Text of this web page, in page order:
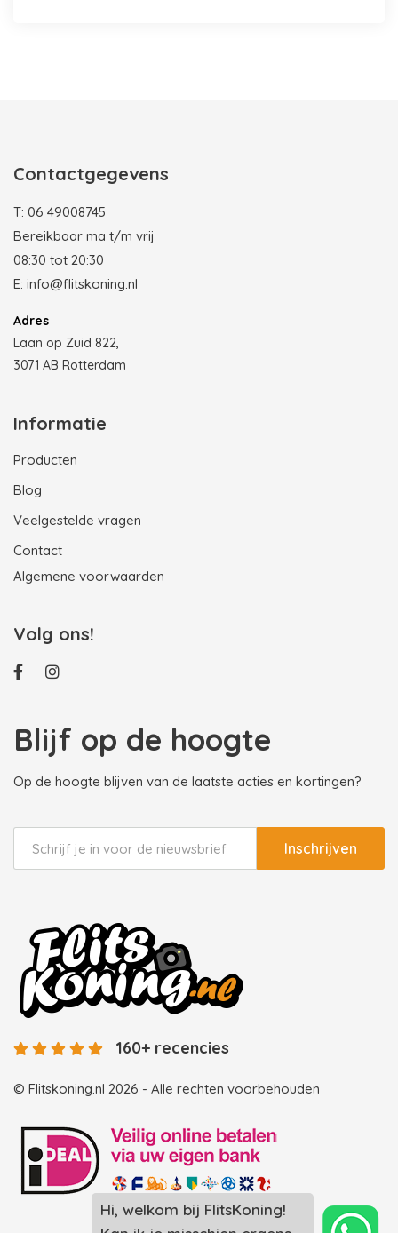
Hi, welkom bij FlitsKoning!
Contactgegevens
T: 06 49008745
Bereikbaar ma t/m vrij
08:30 tot 20:30
E: info@flitskoning.nl
Adres
Laan op Zuid 822,
3071 AB Rotterdam
Informatie
Producten
Blog
Veelgestelde vragen
Contact
Algemene voorwaarden
Volg ons!
Blijf op de hoogte
Op de hoogte blijven van de laatste acties en kortingen?
Inschrijven
© Flitskoning.nl 2026 - Alle rechten voorbehouden
160+ recencies
Landingspagina overzicht photobooths